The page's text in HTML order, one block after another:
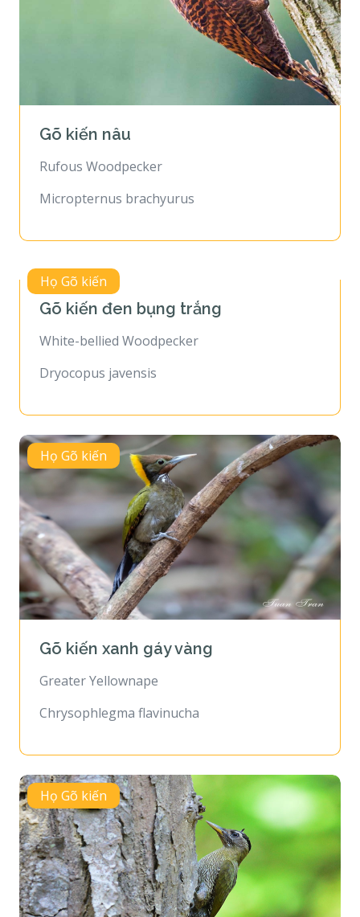
Gõ kiến nâu
Rufous Woodpecker
Micropternus brachyurus
Họ Gõ kiến
Gõ kiến đen bụng trắng
White-bellied Woodpecker
Dryocopus javensis
Họ Gõ kiến
Gõ kiến xanh gáy vàng
Greater Yellownape
Chrysophlegma flavinucha
Họ Gõ kiến